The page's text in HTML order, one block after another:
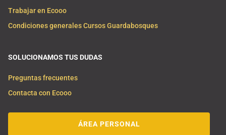
Trabajar en Ecooo
Condiciones generales Cursos Guardabosques
SOLUCIONAMOS TUS DUDAS
Preguntas frecuentes
Contacta con Ecooo
ÁREA PERSONAL